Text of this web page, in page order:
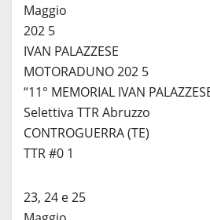
Maggio
202 5
IVAN PALAZZESE
MOTORADUNO 202 5
“11° MEMORIAL IVAN
Selettiva TTR Abruzzo
CONTROGUERRA (TE)
TTR #0 1
23, 24 e 25